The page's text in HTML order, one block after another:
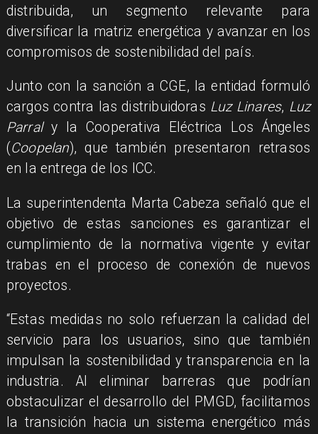
distribuida, un segmento relevante para
diversificar la matriz energética y avanzar en los
compromisos de sostenibilidad del país.
Junto con la sanción a CGE, la entidad formuló
cargos contra las distribuidoras Luz Linares, Luz
Parraly la Cooperativa Eléctrica Los Ángeles
(Coopelan), que también presentaron retrasos
en la entrega de los ICC.
La superintendenta Marta Cabeza señaló que el
objetivo de estas sanciones es garantizar el
cumplimiento de la normativa vigente y evitar
trabas en el proceso de conexión de nuevos
proyectos.
“Estas medidas no solo refuerzan la calidad del
servicio para los usuarios, sino que también
impulsan la sostenibilidad y transparencia en la
industria. Al eliminar barreras que podrían
obstaculizar el desarrollo del PMGD, facilitamos
la transición hacia un sistema energético más